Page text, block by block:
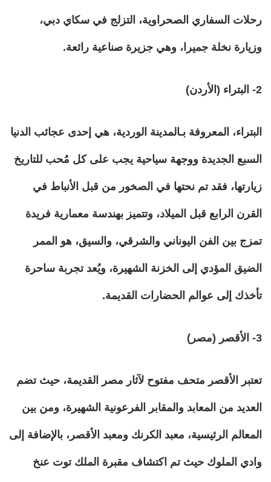
رحلات السفاري الصحراوية، التزلج في سكاي دبي،
وزيارة نخلة جميرا، وهي جزيرة صناعية رائعة.
2- البتراء (الأردن)
البتراء، المعروفة بـالمدينة الوردية، هي إحدى عجائب الدنيا
السبع الجديدة ووجهة سياحية يجب على كل مُحب للتاريخ
زيارتها، فقد تم نحتها في الصخور من قبل الأنباط في
القرن الرابع قبل الميلاد، وتتميز بهندسة معمارية فريدة
تمزج بين الفن اليوناني والشرقي، والسيق، هو الممر
الضيق المؤدي إلى الخزنة الشهيرة، ويُعد تجربة ساحرة
تأخذك إلى عوالم الحضارات القديمة.
3- الأقصر (مصر)
تعتبر الأقصر متحف مفتوح لآثار مصر القديمة، حيث تضم
العديد من المعابد والمقابر الفرعونية الشهيرة، ومن بين
المعالم الرئيسية، معبد الكرنك ومعبد الأقصر، بالإضافة إلى
وادي الملوك حيث تم اكتشاف مقبرة الملك توت عنخ